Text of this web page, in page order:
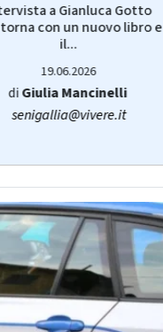
a Gianluca Gotto
con un nuovo libro e
il...
19.06.2026
diGiulia Mancinelli
senigallia@vivere.it